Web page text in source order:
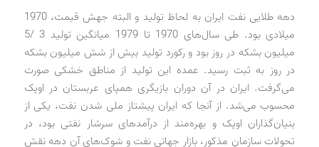
دهه طلایی نفت ایران به لحاظ تولید و البته جهش قیمت، 1970
میلادی بود. طی سال‌های 1970 تا 1979 میانگین تولید 3 /5
میلیون بشکه در روز بود و رکورد تولید بیش از شش میلیون بشکه
در روز به ثبت رسید. عمده این تولید از مناطق خشکی صورت
می‌گرفت. ایران در آن دوران بازیگری همپای عربستان در اوپک
محسوب می‌شد. از آنجا که ایران پیشتاز ملی شدن نفت، یکی از
بنیان‌گذاران اوپک و بهره‌مند از درآمدهای سرشار نفتی بود، در
تحولات سازمان مذکور، بازار جهانی نفت و شوک‌های آن دهه نقش